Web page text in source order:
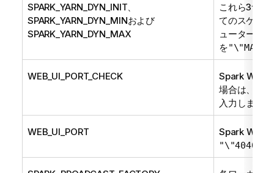
SPARK_YARN_DYN_INIT、
SPARK_YARN_DYN_MINおよび
SPARK_YARN_DYN_MAX
これら3つの
てのスケー
ューターの
を
WEB_UI_PORT_CHECK
Spark Web
場合は、
入力します。
WEB_UI_PORT Spark Web
"\"4040\""